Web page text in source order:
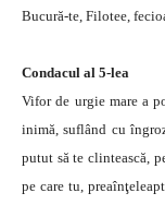
Bucură-te, Filotee,
Condacul al 5-lea
Vifor de urgie mare a
inimă, suflând cu
putut să te clintească,
pe care tu,